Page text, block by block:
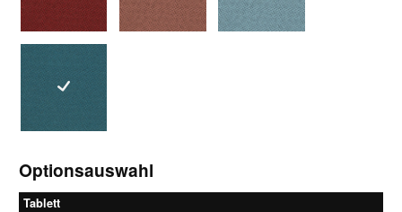
1376petrol
Optionsauswahl
Tablett